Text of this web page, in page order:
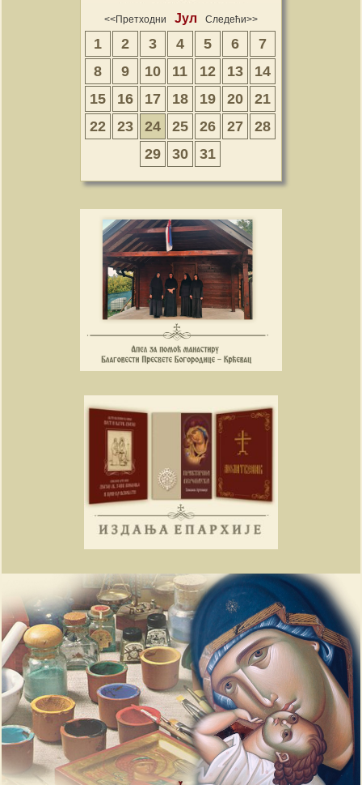
<<Претходни Јул Следећи>>
1 2 3 4 5 6
7
8
9 10 11 12 13
14
15
16 17 18 19 20
21
22
23 24 25 26 27
28
29
30 31